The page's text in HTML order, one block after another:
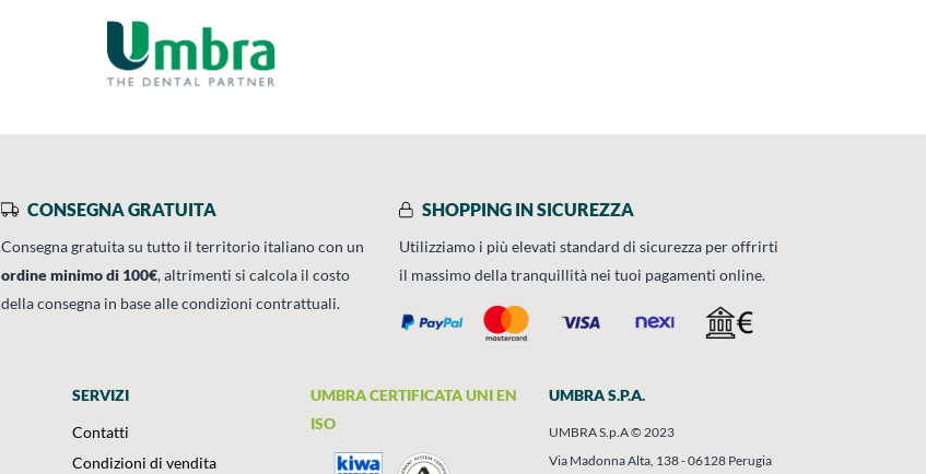
CONSEGNA GRATUITA
Consegna gratuita su tutto il territorio italiano con un
ordine minimo di 100€, altrimenti si calcola il costo
della consegna in base alle condizioni contrattuali.
SHOPPING IN SICUREZZA
Utilizziamo i più elevati standard di sicurezza per offrirti
il massimo della tranquillità nei tuoi pagamenti online.
SERVIZI
Contatti
Condizioni di vendita
UMBRA CERTIFICATA UNI EN
ISO
UMBRA S.P.A.
UMBRA S.p.A © 2023
Via Madonna Alta, 138 - 06128 Perugia